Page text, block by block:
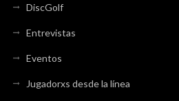
DiscGolf
Entrevistas
Eventos
Jugadorxs desde la línea